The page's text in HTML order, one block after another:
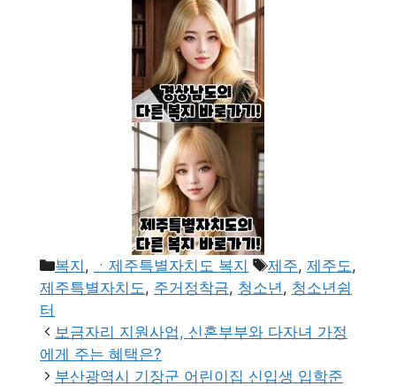
카
테
리
복지 , ㆍ제주특별자치도 복지
태
그
제주, 제주도,
제주특별자치도, 주거정착금, 청소년, 청소년쉼
터
보금자리 지원사업, 신혼부부와 다자녀 가정
에게 주는 혜택은?
부산광역시 기장군 어린이집 신입생 입학준